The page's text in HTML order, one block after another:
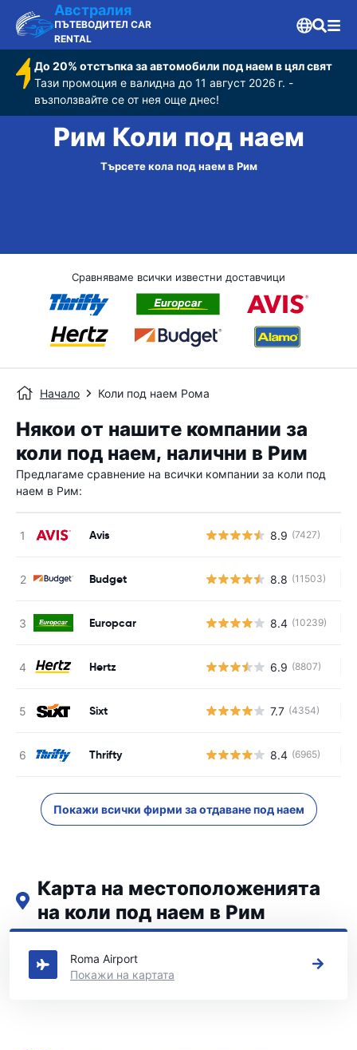
Австралия
ПЪТЕВОДИТЕЛ CAR
RENTAL
До 20% отстъпка за автомобили под наем в цял свят
Тази промоция е валидна до 11 август 2026 г. -
възползвайте се от нея още днес!
Рим Коли под наем
Търсете кола под наем в Рим
Сравняваме всички известни доставчици
Начало Коли под наем Рома
Някои от нашите компании за
коли под наем, налични в Рим
Предлагаме сравнение на всички компании за коли под
наем в Рим:
Avis 8.9 (7427)
Budget 8.8 (11503)
Europcar 8.4 (10239)
Hertz 6.9 (8807)
Sixt 7.7 (4354)
Thrifty 8.4 (6965)
Покажи всички фирми за отдаване под наем
Карта на местоположенията
на коли под наем в Рим
Вижте нашите основни места за коли под наем в Рим
Roma Airport
Покажи на картата